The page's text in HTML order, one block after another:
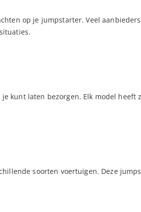
op je jumpstarter. Veel
kunt laten bezorgen. Elk model heeft
soorten voertuigen. Deze